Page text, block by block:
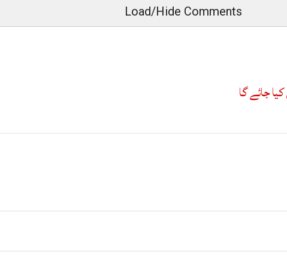
Load/Hide Comments
جائے گا